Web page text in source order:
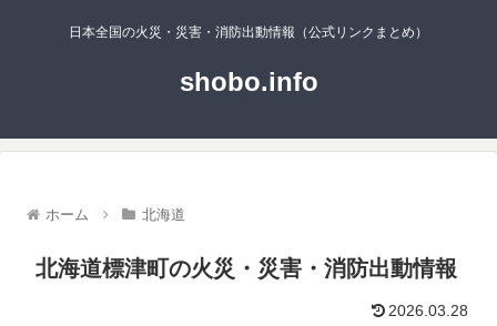
日本全国の火災・災害・消防出動情報（公式リンクまとめ）
shobo.info
ホーム 北海道
北海道標津町の火災・災害・消防出動情報
2026.03.28